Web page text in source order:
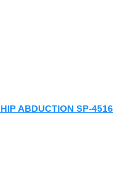
ABDUCTION SP-4516